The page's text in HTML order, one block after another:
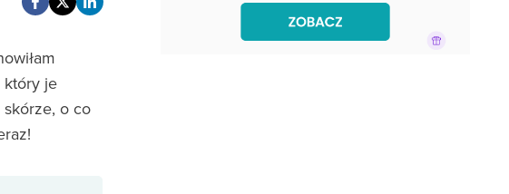
który je
skórze, o co